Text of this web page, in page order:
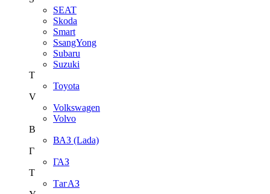
SEAT
Skoda
Smart
SsangYong
Subaru
Suzuki
T
Toyota
V
Volkswagen
Volvo
В
ВАЗ (Lada)
Г
ГАЗ
Т
ТагАЗ